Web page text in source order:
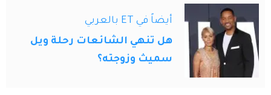
أيضاً في ET بالعربي
هل تنهي الشائعات رحلة ويل
سميث وزوجته؟